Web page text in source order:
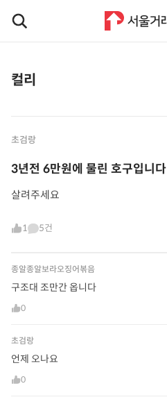
컬리
초검랑
3년전 6만원에 물린 호구입니다
살려주세요
1 5건
종알종알보라오징어볶음
구조대 조만간 옵니다
0
초검랑
언제 오나요
0